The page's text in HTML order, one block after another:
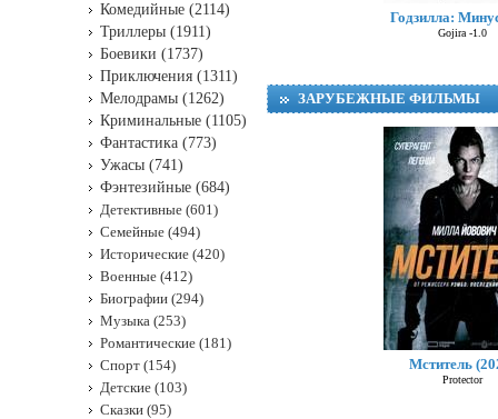
Годзилла:
Gojira -1.0
ЗАРУБЕЖНЫЕ ФИЛЬМЫ
Мститель
Protector
Комедийные (2114)
Триллеры (1911)
Боевики (1737)
Приключения (1311)
Мелодрамы (1262)
Криминальные (1105)
Фантастика (773)
Ужасы (741)
Фэнтезийные (684)
Детективные (601)
Семейные (494)
Исторические (420)
Военные (412)
Биографии (294)
Музыка (253)
Романтические (181)
Спорт (154)
Детские (103)
Сказки (95)